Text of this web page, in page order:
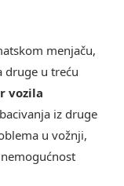
menjaču,
druge u treću
vozila
iz druge
u vožnji,